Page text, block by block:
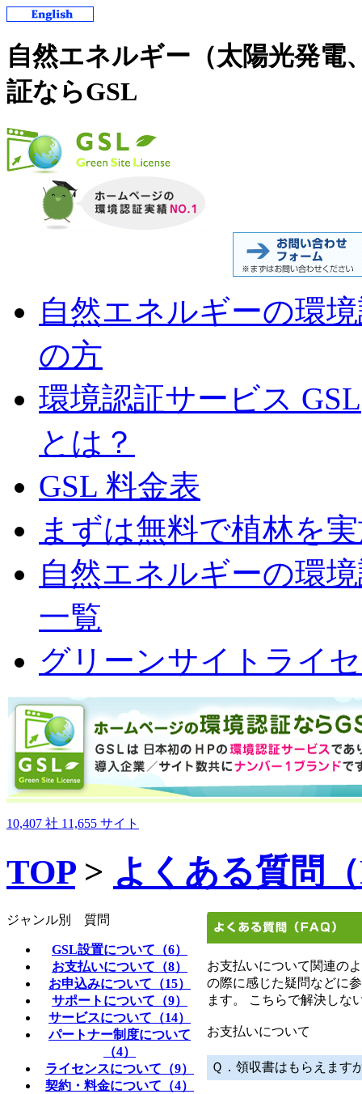
自然エネルギー（太陽光発電
証ならGSL
自然エネルギーの環
の方
環境認証サービス
とは？
GSL 料金表
まずは無料で植林を
自然エネルギーの環
一覧
グリーンサイトライ
10,407 社 11,655 サイト
TOP> よくある質問
ジャンル別 質問
GSL設置について（6）
お支払いについて（8）
お申込みについて（15）
サポートについて（9）
サービスについて（14）
パートナー制度について
（4）
ライセンスについて（9）
契約・料金について（4）
お支払いについて関連の
の際に感じた疑問などに
ます。 こちらで解決しな
お支払いについて
Ｑ．領収書はもらえます